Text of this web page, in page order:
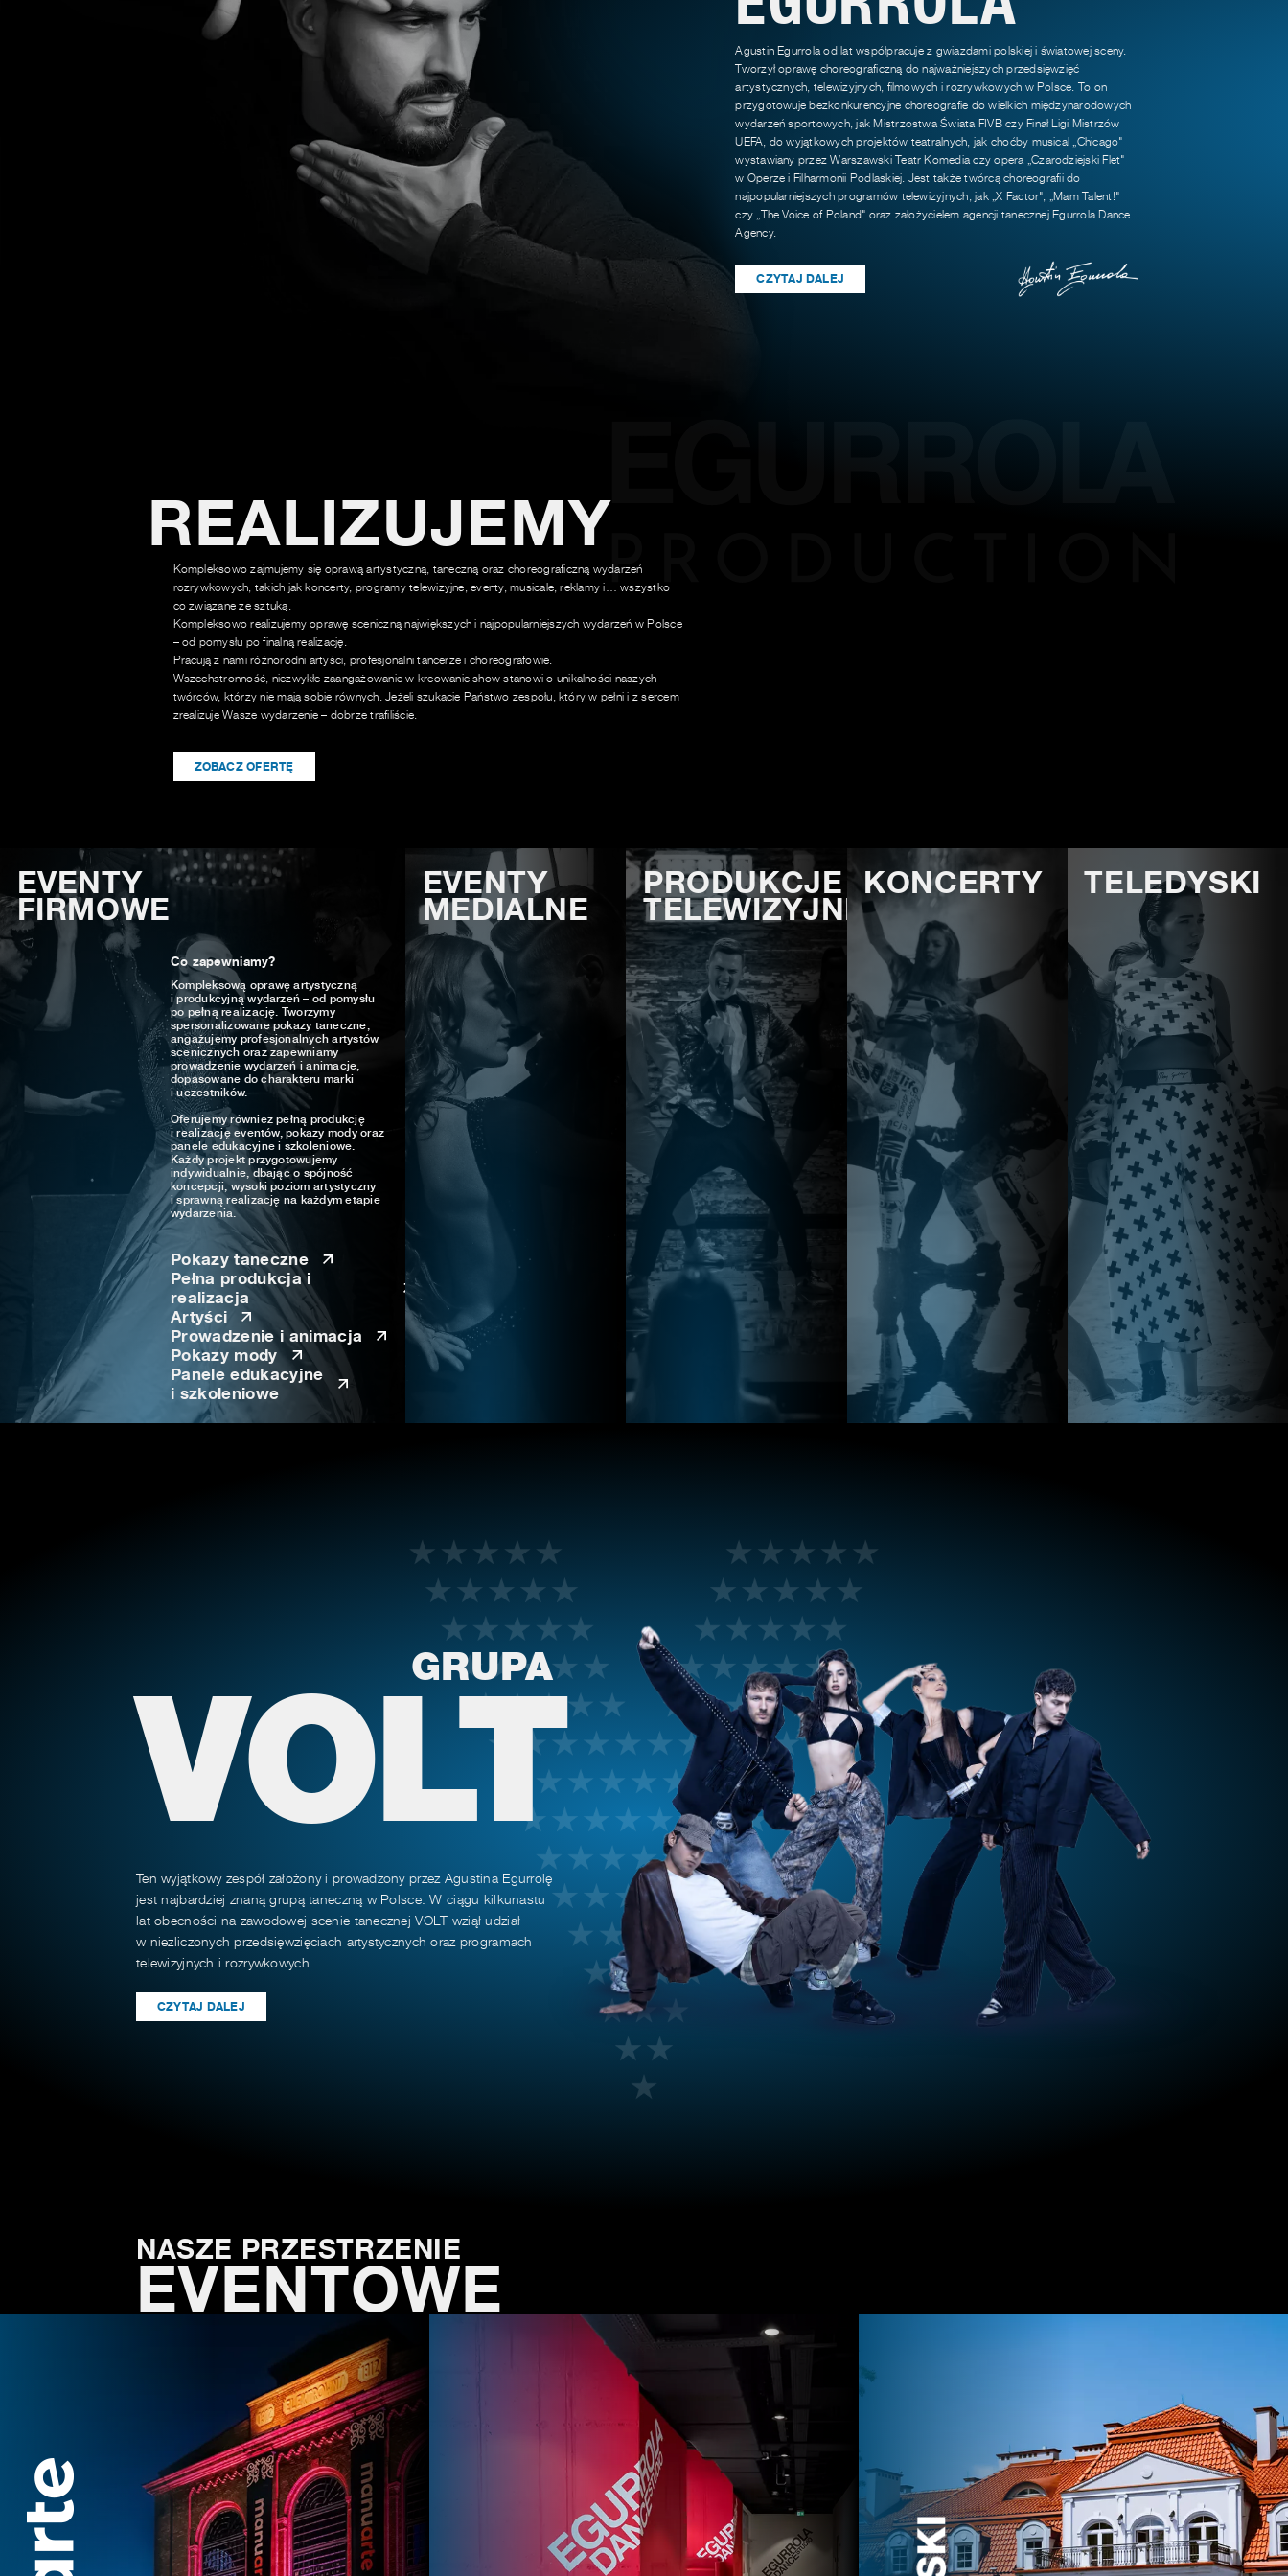
Agustin Egurrola od lat współpracuje z gwiazdami polskiej i światowej sceny.
Tworzył oprawę choreograficzną do najważniejszych przedsięwzięć
artystycznych, telewizyjnych, filmowych i rozrywkowych w Polsce. To on
przygotowuje bezkonkurencyjne choreografie do wielkich międzynarodowych
wydarzeń sportowych, jak Mistrzostwa Świata FIVB czy Finał Ligi Mistrzów
UEFA, do wyjątkowych projektów teatralnych, jak choćby musical „Chicago"
wystawiany przez Warszawski Teatr Komedia czy opera „Czarodziejski Flet"
w Operze i Filharmonii Podlaskiej. Jest także twórcą choreografii do
najpopularniejszych programów telewizyjnych, jak „X Factor", „Mam Talent!"
czy „The Voice of Poland" oraz założycielem agencji tanecznej Egurrola Dance
Agency.
CZYTAJ DALEJ
REALIZUJEMY
Kompleksowo zajmujemy się oprawą artystyczną, taneczną oraz choreograficzną wydarzeń
rozrywkowych, takich jak koncerty, programy telewizyjne, eventy, musicale, reklamy i… wszystko
co związane ze sztuką.
Kompleksowo realizujemy oprawę sceniczną największych i najpopularniejszych wydarzeń w Polsce
– od pomysłu po finalną realizację.
Pracują z nami różnorodni artyści, profesjonalni tancerze i choreografowie.
Wszechstronność, niezwykłe zaangażowanie w kreowanie show stanowi o unikalności naszych
twórców, którzy nie mają sobie równych. Jeżeli szukacie Państwo zespołu, który w pełni i z sercem
zrealizuje Wasze wydarzenie – dobrze trafiliście.
ZOBACZ OFERTĘ
EVENTY
FIRMOWE
Co zapewniamy?
Kompleksową oprawę artystyczną
i produkcyjną wydarzeń – od pomysłu
po pełną realizację. Tworzymy
spersonalizowane pokazy taneczne,
angażujemy profesjonalnych artystów
scenicznych oraz zapewniamy
prowadzenie wydarzeń i animacje,
dopasowane do charakteru marki
i uczestników.
Oferujemy również pełną produkcję
i realizację eventów, pokazy mody oraz
panele edukacyjne i szkoleniowe.
Każdy projekt przygotowujemy
indywidualnie, dbając o spójność
koncepcji, wysoki poziom artystyczny
i sprawną realizację na każdym etapie
wydarzenia.
Pokazy taneczne
Pełna produkcja i
realizacja
Artyści
Prowadzenie i animacja
Pokazy mody
Panele edukacyjne
i szkoleniowe
EVENTY
MEDIALNE
PRODUKCJE
TELEWIZYJNE
KONCERTY TELEDYSKI
GRUPA
VOLT
Ten wyjątkowy zespół założony i prowadzony przez Agustina Egurrolę
jest najbardziej znaną grupą taneczną w Polsce. W ciągu kilkunastu
lat obecności na zawodowej scenie tanecznej VOLT wziął udział
w niezliczonych przedsięwzięciach artystycznych oraz programach
telewizyjnych i rozrywkowych.
CZYTAJ DALEJ
NASZE PRZESTRZENIE
EVENTOWE